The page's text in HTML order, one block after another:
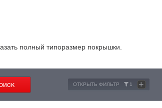
полный типоразмер покрышки.
ОТКРЫТЬ ФИЛЬТР 1 +